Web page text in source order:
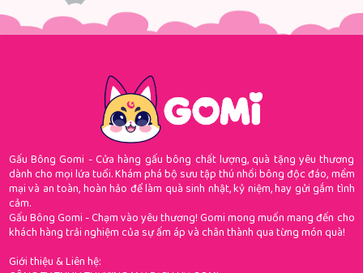
Gấu Bông Gomi - Cửa hàng gấu bông chất lượng, quà tặng yêu thương
dành cho mọi lứa tuổi. Khám phá bộ sưu tập thú nhồi bông độc đáo, mềm
mại và an toàn, hoàn hảo để làm quà sinh nhật, kỷ niệm, hay gửi gắm tình
cảm.
Gấu Bông Gomi - Chạm vào yêu thương! Gomi mong muốn mang đến cho
khách hàng trải nghiệm của sự ấm áp và chân thành qua từng món quà!
Giới thiệu & Liên hệ: